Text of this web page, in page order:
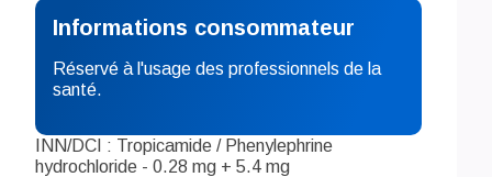
Informations consommateur
Réservé à l'usage des professionnels de la
santé.
INN/DCI : Tropicamide / Phenylephrine
hydrochloride - 0.28 mg + 5.4 mg